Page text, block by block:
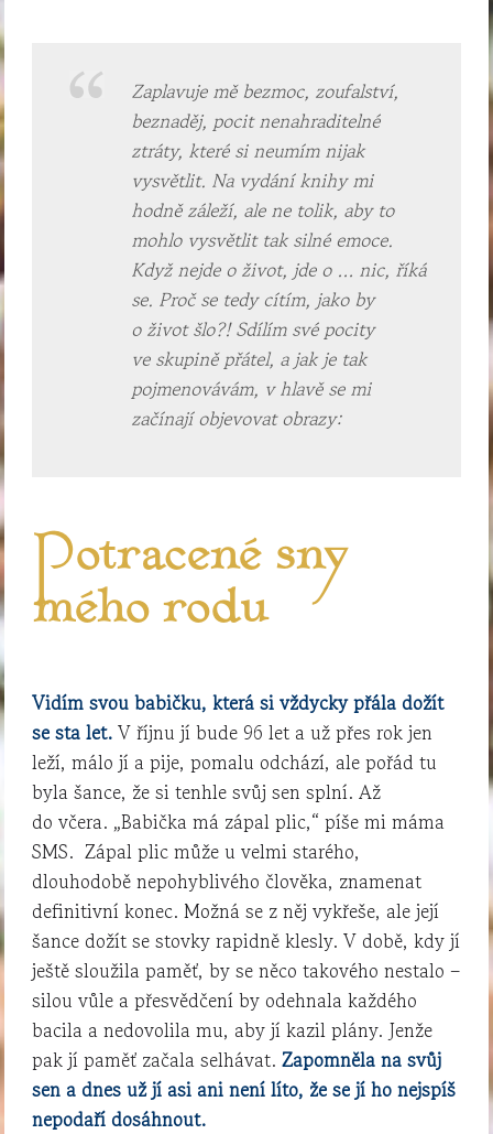
Zaplavuje mě bezmoc, zoufalství,
beznaděj, pocit nenahraditelné
ztráty, které si neumím nijak
vysvětlit. Na vydání knihy mi
hodně záleží, ale ne tolik, aby to
mohlo vysvětlit tak silné emoce.
Když nejde o život, jde o … nic, říká
se. Proč se tedy cítím, jako by
o život šlo?! Sdílím své pocity
ve skupině přátel, a jak je tak
pojmenovávám, v hlavě se mi
začínají objevovat obrazy:
Potracené sny
mého rodu
Vidím svou babičku, která si vždycky přála dožít
se sta let. V říjnu jí bude 96 let a už přes rok jen
leží, málo jí a pije, pomalu odchází, ale pořád tu
byla šance, že si tenhle svůj sen splní. Až
do včera. „Babička má zápal plic,“ píše mi máma
SMS. Zápal plic může u velmi starého,
dlouhodobě nepohyblivého člověka, znamenat
definitivní konec. Možná se z něj vykřeše, ale její
šance dožít se stovky rapidně klesly. V době, kdy jí
ještě sloužila paměť, by se něco takového nestalo –
silou vůle a přesvědčení by odehnala každého
bacila a nedovolila mu, aby jí kazil plány. Jenže
pak jí paměť začala selhávat.Zapomněla na svůj
sen a dnes už jí asi ani není líto, že se jí ho nejspíš
nepodaří dosáhnout.